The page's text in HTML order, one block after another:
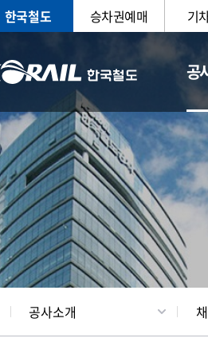
한국철도 승차권예매 기
공
CEO 일반현
공사소개